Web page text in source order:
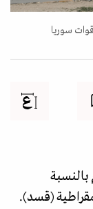
سوريا
بالنسبة
(قسد).